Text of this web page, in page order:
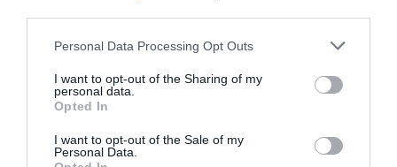
Personal Data Processing Opt Outs
I want to opt-out of the Sharing of my
personal data.
Opted In
I want to opt-out of the Sale of my
Personal Data.
F
ac
T
w el n
h